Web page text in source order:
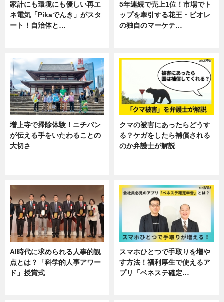
家計にも環境にも優しい再エ
ネ電気「Pikaでんき」がスタ
ート！自治体と…
5年連続で売上1位！市場でト
ップを牽引する花王・ビオレ
の独自のマーケテ…
増上寺で掃除体験！ニチバン
が伝える手をいたわることの
大切さ
クマの被害にあったらどうす
る？ケガをしたら補償される
のか弁護士が解説
AI時代に求められる人事的観
点とは？「科学的人事アワー
ド」授賞式
スマホひとつで手取りを増や
す方法！福利厚生で使えるア
プリ「ベネステ確定…